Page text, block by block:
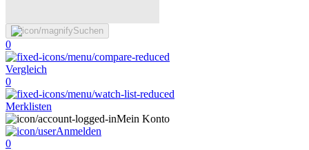
Suchen
0
Vergleich
0
Merklisten
Mein Konto
Anmelden
0